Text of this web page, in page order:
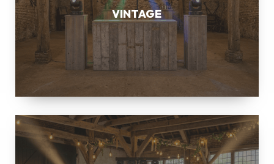
VINTAGE
BOTANIC
BOXWOOD